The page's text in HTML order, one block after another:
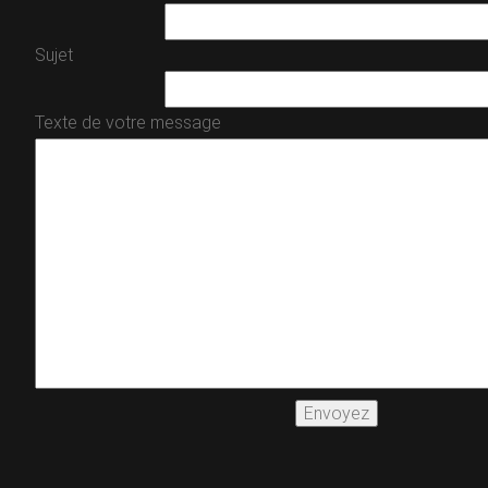
Sujet
Texte de votre message